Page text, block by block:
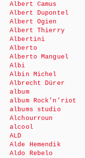
Albert Camus
Albert Dupontel
Albert Ogien
Albert Thierry
Albertini
Alberto
Alberto Manguel
Albi
Albin Michel
Albrecht Dürer
album
album Rock’n’riot
albums studio
Alchourroun
alcool
ALD
Alde Hemendik
Aldo Rebelo